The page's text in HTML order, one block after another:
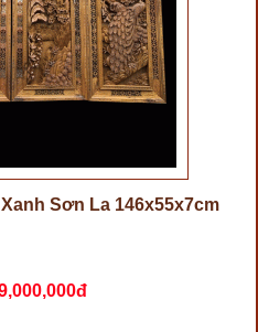
Sơn La 146x55x7cm